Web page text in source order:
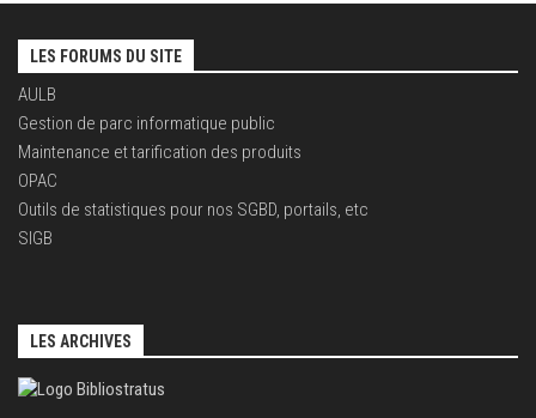
LES FORUMS DU SITE
AULB
Gestion de parc informatique public
Maintenance et tarification des produits
OPAC
Outils de statistiques pour nos SGBD, portails, etc
SIGB
LES ARCHIVES